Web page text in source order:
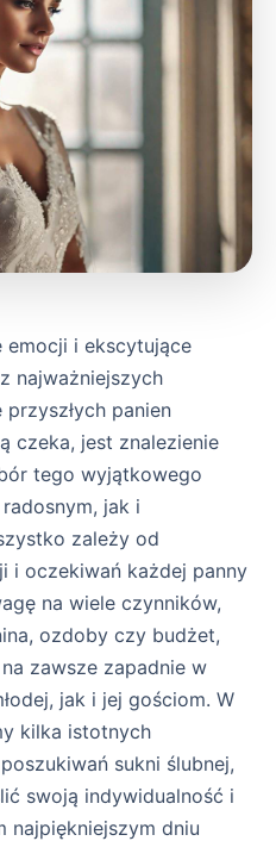
emocji i ekscytujące
najważniejszych
panien
czeka, jest znalezienie
tego wyjątkowego
jak i
zależy od
i oczekiwań każdej panny
na wiele czynników,
ozdoby czy budżet,
zawsze zapadnie w
jak i jej gościom. W
kilka istotnych
sukni ślubnej,
swoją indywidualność i
dniu